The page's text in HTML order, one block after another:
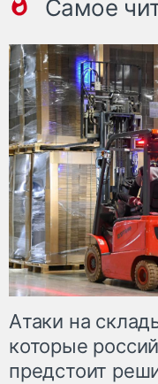
Самое
Атаки на
которые
предстоит